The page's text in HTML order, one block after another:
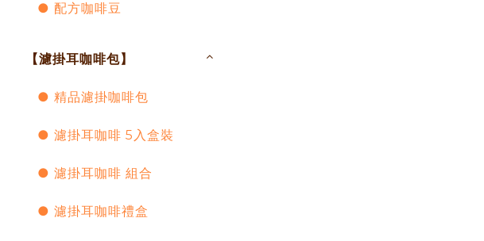
● 配方咖啡豆
【濾掛耳咖啡包】
● 精品濾掛咖啡包
● 濾掛耳咖啡 5入盒裝
● 濾掛耳咖啡 組合
● 濾掛耳咖啡禮盒